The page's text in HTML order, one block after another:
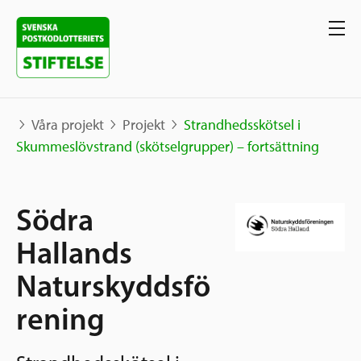
Projekt
Karta
Berättelser
Våra stöd
Sverige och övriga världen
Grannskapsinitiativet
Utlysningar
Samhällsentreprenörskap
Sök stöd
Våra projekt Projekt
Strandhedsskötsel i
Skummeslövstrand (skötselgrupper) – fortsättning
Södra
Hallands
Naturskyddsfö
rening